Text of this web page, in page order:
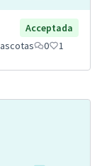
Acceptada
0 1